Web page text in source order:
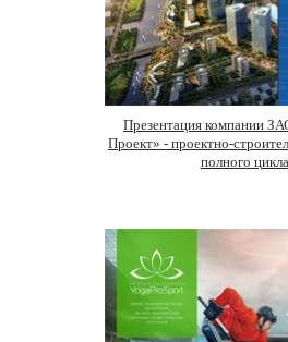
Презентация компании
Проект» - проектно-
полного цикла